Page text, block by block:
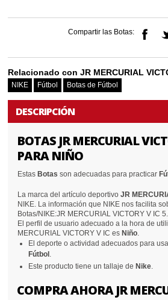
Compartir las Botas:
Relacionado con JR MERCURIAL
NIKE Fútbol Botas de Fútbol
DESCRIPCIÓN
BOTAS JR MERCURIAL
PARA NIÑO
Estas Botas son adecuadas para practicar
La marca del artículo deportivoJR
NIKE. La información que NIKE nos facilita
Botas/NIKE:JR MERCURIAL VICTORY V IC
El perfil de usuario adecuado a la hora de
MERCURIAL VICTORY V IC es Niño.
El deporte o actividad adecuados para
Fútbol .
Este producto tiene un tallaje de Nike.
COMPRA AHORA JR